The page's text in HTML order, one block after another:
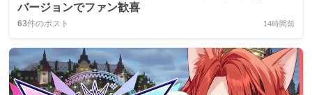
バージョンでファン歓喜
63件のポスト 14時間前